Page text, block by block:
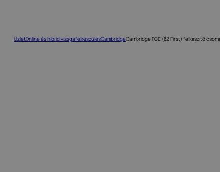
ÜzletOnline és hibrid vizsgafelkészülésCambridgeCambridge FCE (B2 First) felkészítő